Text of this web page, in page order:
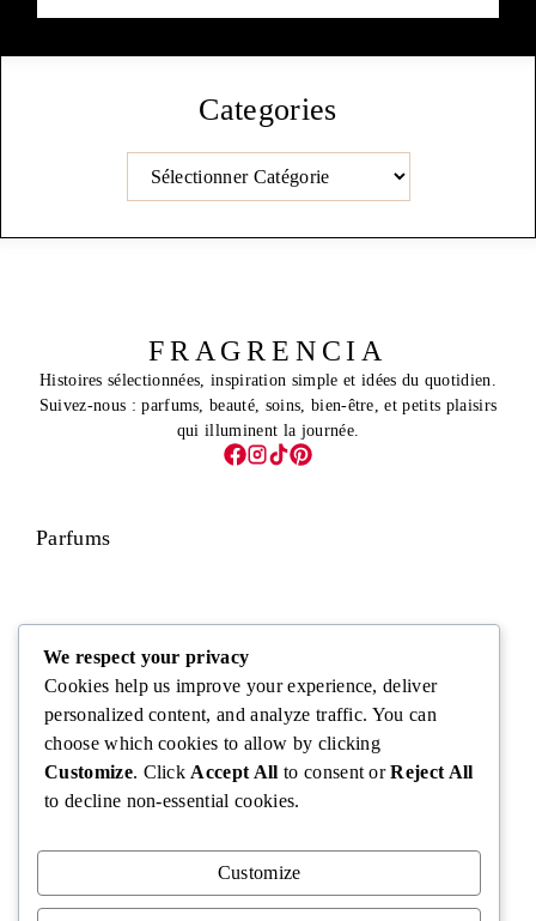
Categories
Catégories
FRAGRENCIA
Histoires sélectionnées, inspiration simple et idées du quotidien.
Suivez-nous : parfums, beauté, soins, bien-être, et petits plaisirs
qui illuminent la journée.
Parfums
Visage
Corps
We respect your privacy
Cookies help us improve your experience, deliver
personalized content, and analyze traffic. You can
choose which cookies to allow by clicking
Customize. Click Accept All to consent orReject All
to decline non-essential cookies.
Customize